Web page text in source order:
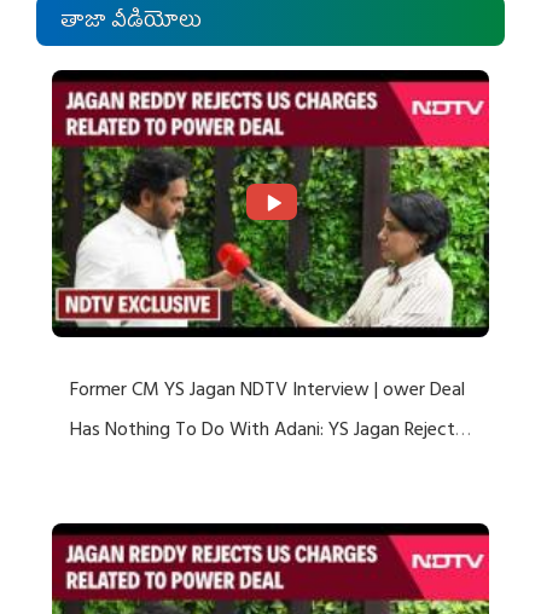
తాజా వీడియోలు
Former CM YS Jagan NDTV Interview | ower Deal
Has Nothing To Do With Adani: YS Jagan Rejects